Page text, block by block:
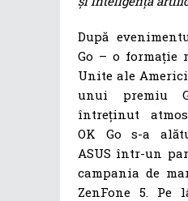
După
Go – o formație
Unite ale
unui premiu
întreținut
OK Go s-a
ASUS într-un
campania de
ZenFone 5. Pe